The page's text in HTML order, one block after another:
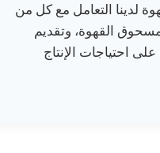
لدينا التعامل مع كل من
القهوة، وتقديم
احتياجات الإنتاج